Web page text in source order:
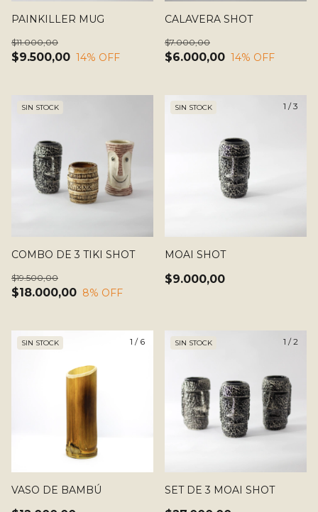
PAINKILLER MUG
$9.500,00
$11.000,00
14% OFF
CALAVERA SHOT
$6.000,00
$7.000,00
14% OFF
SIN STOCK
COMBO DE 3 TIKI SHOT
$18.000,00
$19.500,00
8% OFF
1 /3
SIN STOCK
MOAI SHOT
$9.000,00
1 / 6
SIN STOCK
VASO DE BAMBÚ
1 /2
SIN STOCK
SET DE 3 MOAI SHOT